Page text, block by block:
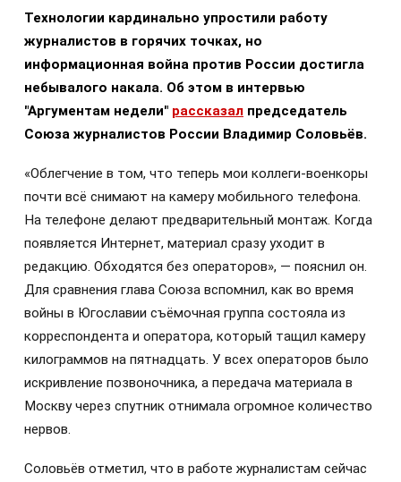
Технологии кардинально упростили работу
журналистов в горячих точках, но
информационная война против России достигла
небывалого накала. Об этом в интервью
"Аргументам недели" рассказал председатель
Союза журналистов России Владимир Соловьёв.
«Облегчение в том, что теперь мои коллеги-военкоры
почти всё снимают на камеру мобильного телефона.
На телефоне делают предварительный монтаж. Когда
появляется Интернет, материал сразу уходит в
редакцию. Обходятся без операторов», — пояснил он.
Для сравнения глава Союза вспомнил, как во время
войны в Югославии съёмочная группа состояла из
корреспондента и оператора, который тащил камеру
килограммов на пятнадцать. У всех операторов было
искривление позвоночника, а передача материала в
Москву через спутник отнимала огромное количество
нервов.
Соловьёв отметил, что в работе журналистам сейчас